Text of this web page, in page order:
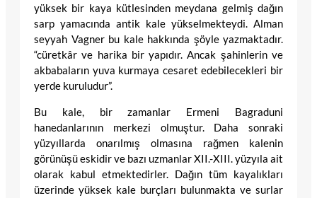
yüksek bir kaya kütlesinden meydana gelmiş dağın
sarp yamacında antik kale yükselmekteydi. Alman
seyyah Vagner bu kale hakkında şöyle yazmaktadır.
“cüretkâr ve harika bir yapıdır. Ancak şahinlerin ve
akbabaların yuva kurmaya cesaret edebilecekleri bir
yerde kuruludur”.
Bu kale, bir zamanlar Ermeni Bagraduni
hanedanlarının merkezi olmuştur. Daha sonraki
yüzyıllarda onarılmış olmasına rağmen kalenin
görünüşü eskidir ve bazı uzmanlar XII.-XIII. yüzyıla ait
olarak kabul etmektedirler. Dağın tüm kayalıkları
üzerinde yüksek kale burçları bulunmakta ve surlar